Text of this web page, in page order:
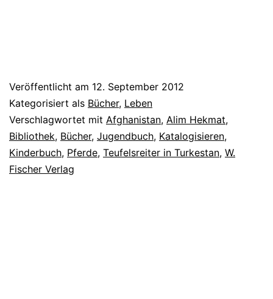
Veröffentlicht am 12. September 2012
Kategorisiert als Bücher, Leben
Verschlagwortet mit Afghanistan, Alim Hekmat,
Bibliothek, Bücher, Jugendbuch, Katalogisieren,
Kinderbuch, Pferde, Teufelsreiter in Turkestan, W.
Fischer Verlag